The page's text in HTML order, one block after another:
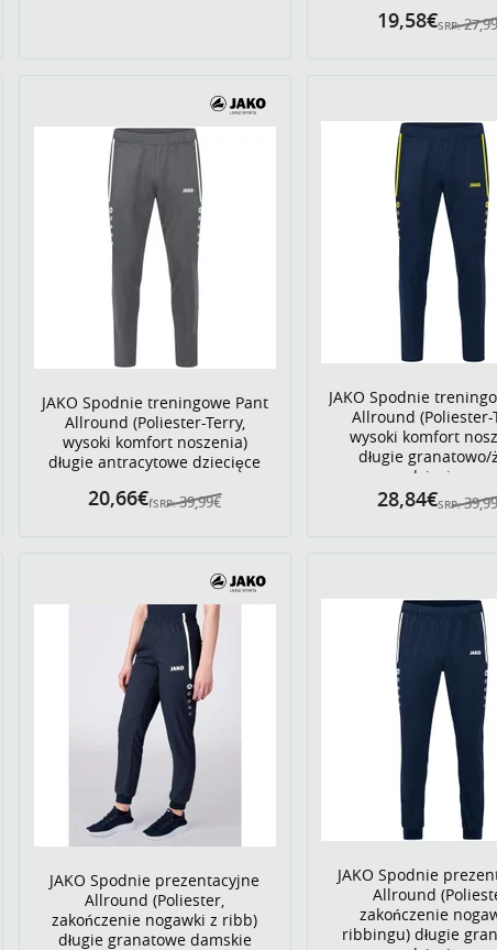
SRP:
19,58€
JAKO Spodnie treningowe Pant
Allround (Poliester-Terry,
wysoki komfort noszenia)
długie antracytowe dziecięce
fSRP: 39,99€
20,66€
JAKO Spodnie
Allround (Poliester-
wysoki komfort
długie granatowo/
dziecięce
SRP:
28,84€
JAKO Spodnie prezentacyjne
Allround (Poliester,
zakończenie nogawki z ribb)
długie granatowe damskie
JAKO Spodnie
Allround
zakończenie
ribbingu) długie